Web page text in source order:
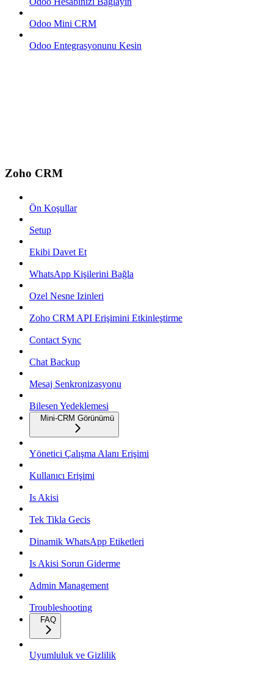
Odoo Mini CRM
Odoo Entegrasyonunu Kesin
Zoho CRM
Ön Koşullar
Setup
Ekibi Davet Et
WhatsApp Kişilerini Bağla
Ozel Nesne Izinleri
Zoho CRM API Erişimini Etkinleştirme
Contact Sync
Chat Backup
Mesaj Senkronizasyonu
Bilesen Yedeklemesi
Mini-CRM Görünümü
Yönetici Çalışma Alanı Erişimi
Kullanıcı Erişimi
Is Akisi
Tek Tikla Gecis
Dinamik WhatsApp Etiketleri
Is Akisi Sorun Giderme
Admin Management
Troubleshooting
FAQ
Uyumluluk ve Gizlilik